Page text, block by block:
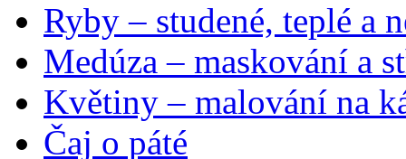
Ryby – studené, teplé a
Medúza – maskování a
Květiny – malování na
Čaj o páté